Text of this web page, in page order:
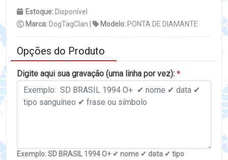
Estoque: Disponível
Marca: DogTagClan | Modelo: PONTA DE DIAMANTE
Opções do Produto
Digite aqui sua gravação (uma linha por vez): *
Exemplo: SD BRASIL 1994 O+ ✔ nome ✔ data ✔ tipo